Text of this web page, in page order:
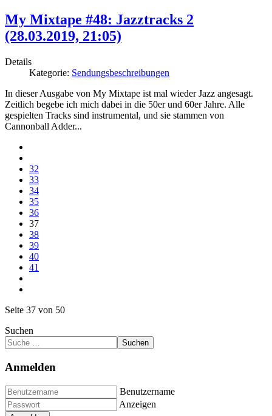
My Mixtape #48: Jazztracks 2
(28.03.2019, 21:05)
Details
Kategorie: Sendungsbeschreibungen
In dieser Ausgabe von My Mixtape ist mal wieder Jazz angesagt.
Zeitlich begebe ich mich dabei in die 50er und 60er Jahre. Alle
gespielten Tracks sind instrumental, und sie stammen von
Cannonball Adder...
32
33
34
35
36
37
38
39
40
41
Seite 37 von 50
Suchen
Suchen
Anmelden
Benutzername
Anzeigen